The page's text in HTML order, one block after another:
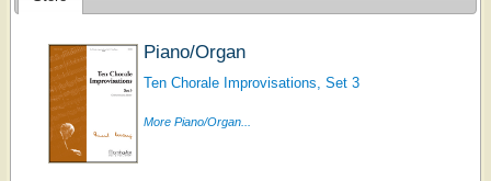
Piano/Organ
Ten Chorale Improvisations, Set 3
More Piano/Organ...